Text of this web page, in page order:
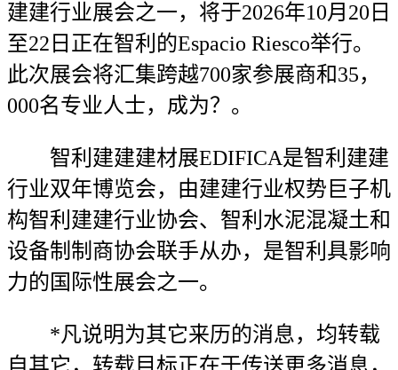
建建行业展会之一，将于2026年10月20日
至22日正在智利的Espacio Riesco举行。
此次展会将汇集跨越700家参展商和35，
000名专业人士，成为？。
智利建建建材展EDIFICA是智利建建
行业双年博览会，由建建行业权势巨子机
构智利建建行业协会、智利水泥混凝土和
设备制制商协会联手从办，是智利具影响
力的国际性展会之一。
*凡说明为其它来历的消息，均转载